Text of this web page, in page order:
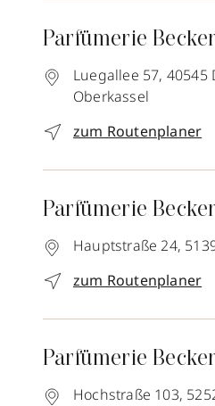
Parfümerie Becker
Luegallee 57, 40545
Oberkassel
zum Routenplaner
Parfümerie Becker
Hauptstraße 24,
zum Routenplaner
Parfümerie Becker
Hochstraße 103,